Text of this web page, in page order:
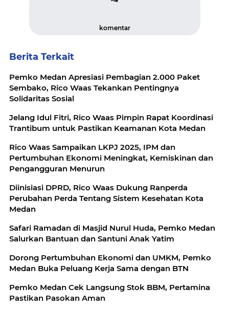
komentar
Berita Terkait
Pemko Medan Apresiasi Pembagian 2.000 Paket
Sembako, Rico Waas Tekankan Pentingnya
Solidaritas Sosial
Jelang Idul Fitri, Rico Waas Pimpin Rapat Koordinasi
Trantibum untuk Pastikan Keamanan Kota Medan
Rico Waas Sampaikan LKPJ 2025, IPM dan
Pertumbuhan Ekonomi Meningkat, Kemiskinan dan
Pengangguran Menurun
Diinisiasi DPRD, Rico Waas Dukung Ranperda
Perubahan Perda Tentang Sistem Kesehatan Kota
Medan
Safari Ramadan di Masjid Nurul Huda, Pemko Medan
Salurkan Bantuan dan Santuni Anak Yatim
Dorong Pertumbuhan Ekonomi dan UMKM, Pemko
Medan Buka Peluang Kerja Sama dengan BTN
Pemko Medan Cek Langsung Stok BBM, Pertamina
Pastikan Pasokan Aman